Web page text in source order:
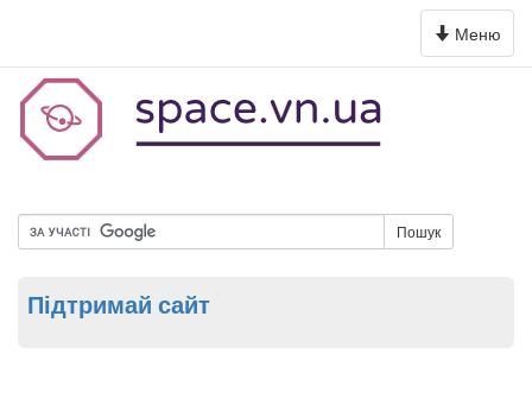
Toggle
navigation
Меню
Пошук
Підтримай сайт